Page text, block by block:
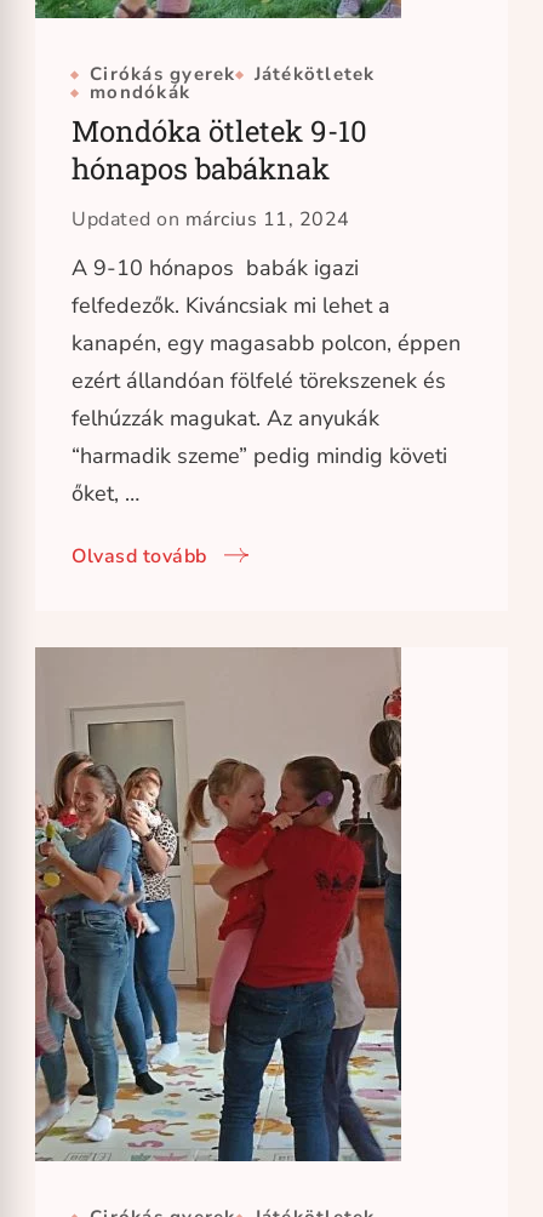
Cirókás gyerek Játékötletek
mondókák
Mondóka ötletek 9-10
hónapos babáknak
Updated on március 11, 2024
A 9-10 hónapos babák igazi
felfedezők. Kiváncsiak mi lehet a
kanapén, egy magasabb polcon, éppen
ezért állandóan fölfelé törekszenek és
felhúzzák magukat. Az anyukák
“harmadik szeme” pedig mindig követi
őket, …
Olvasd tovább